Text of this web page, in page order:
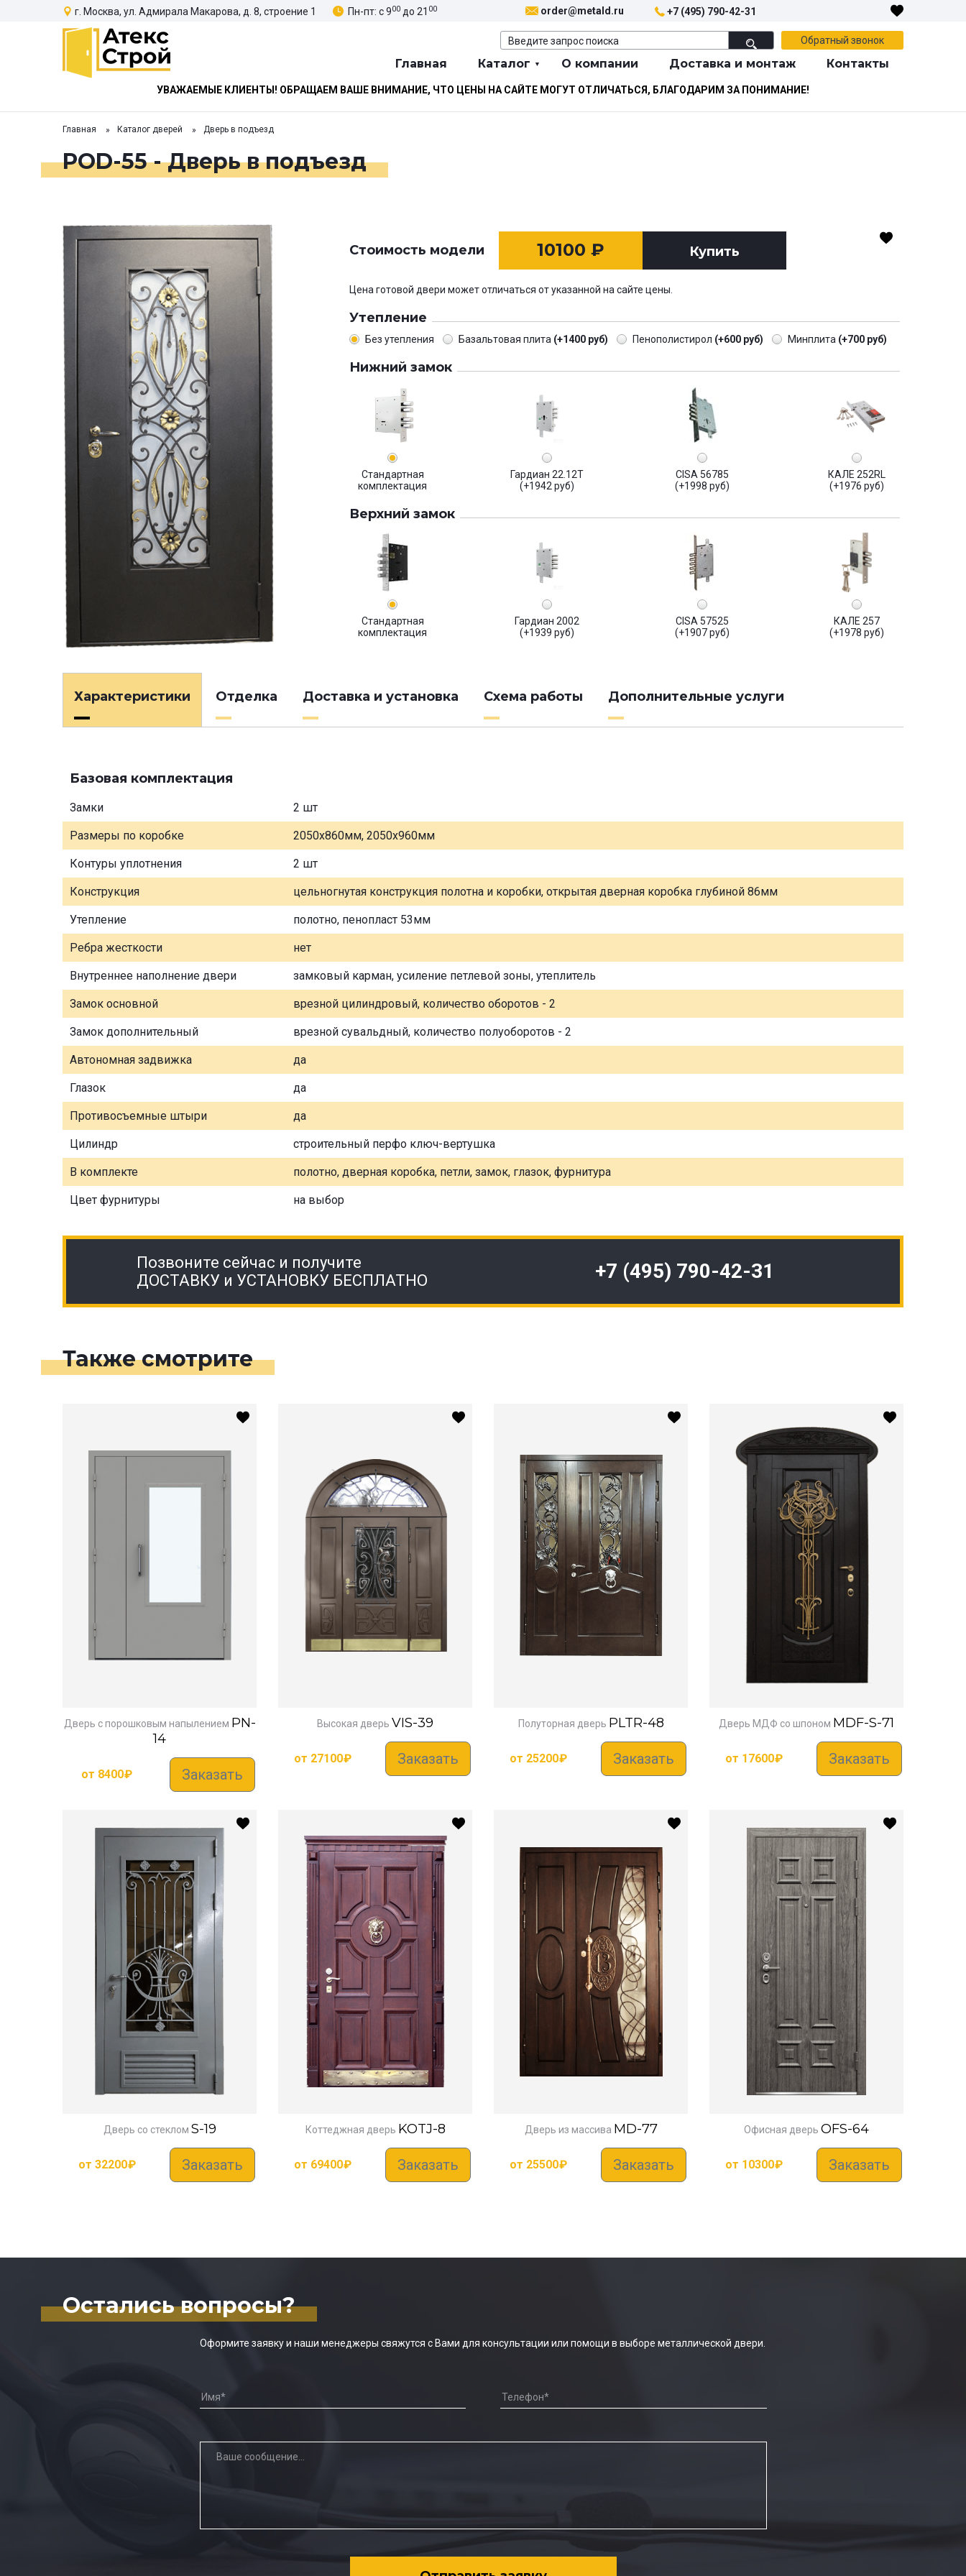
г. Москва, ул. Адмирала Макарова, д. 8, строение 1 Пн-пт: с 900 до 21 00 order@metald.ru +7 (495) 790-42-31
Обратный звонок
Главная Каталог О компании Доставка и монтаж Контакты
УВАЖАЕМЫЕ КЛИЕНТЫ! ОБРАЩАЕМ ВАШЕ ВНИМАНИЕ, ЧТО ЦЕНЫ НА САЙТЕ МОГУТ ОТЛИЧАТЬСЯ, БЛАГОДАРИМ ЗА ПОНИМАНИЕ!
Главная Каталог дверей Дверь в подъезд
POD-55 - Дверь в подъезд
Стоимость модели 10100 ₽ Купить
Цена готовой двери может отличаться от указанной на сайте цены.
Утепление
Без утепления Базальтовая плита (+1400 руб) Пенополистирол (+600 руб) Минплита (+700 руб)
Нижний замок
Стандартная
комплектация
Гардиан 22.12Т
(+1942 руб)
CISA 56785
(+1998 руб)
КАЛЕ 252RL
(+1976 руб)
Верхний замок
Стандартная
комплектация
Гардиан 2002
(+1939 руб)
CISA 57525
(+1907 руб)
КАЛЕ 257
(+1978 руб)
Характеристики Отделка Доставка и установка Схема работы Дополнительные услуги
Базовая комплектация
Замки 2 шт
Размеры по коробке 2050х860мм, 2050х960мм
Контуры уплотнения 2 шт
Конструкция цельногнутая конструкция полотна и коробки, открытая дверная коробка глубиной 86мм
Утепление полотно, пенопласт 53мм
Ребра жесткости нет
Внутреннее наполнение двери замковый карман, усиление петлевой зоны, утеплитель
Замок основной врезной цилиндровый, количество оборотов - 2
Замок дополнительный врезной сувальдный, количество полуоборотов - 2
Автономная задвижка да
Глазок да
Противосъемные штыри да
Цилиндр строительный перфо ключ-вертушка
В комплекте полотно, дверная коробка, петли, замок, глазок, фурнитура
Цвет фурнитуры на выбор
Позвоните сейчас и получите
ДОСТАВКУ и УСТАНОВКУ БЕСПЛАТНО
+7 (495) 790-42-31
Также смотрите
Дверь с порошковым напылением PN-
14
от 8400₽ Заказать
Высокая дверь VIS-39
от 27100₽ Заказать
Полуторная дверь PLTR-48
от 25200₽ Заказать
Дверь МДФ со шпоном MDF-S-71
от 17600₽ Заказать
Дверь со стеклом S-19
от 32200₽ Заказать
Коттеджная дверь KOTJ-8
от 69400₽ Заказать
Дверь из массива MD-77
от 25500₽ Заказать
Офисная дверь OFS-64
от 10300₽ Заказать
Остались вопросы?
Оформите заявку и наши менеджеры свяжутся с Вами для консультации или помощи в выборе металлической двери.